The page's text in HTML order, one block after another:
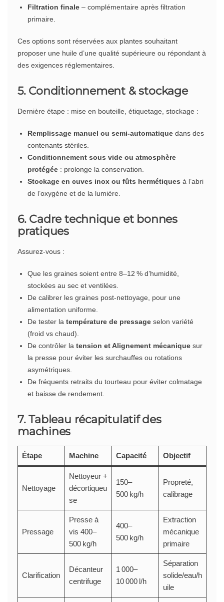
Filtration finale – complémentaire après filtration
primaire.
Ces options sont réservées aux plantes souhaitant
proposer une huile d’une qualité supérieure ou répondant à
des exigences réglementaires.
5. Conditionnement & stockage
Dernière étape : mise en bouteille, étiquetage, stockage :
Remplissage manuel ou semi-automatique dans des
contenants stériles.
Conditionnement sous vide ou atmosphère
protégée : prolonge la conservation.
Stockage en cuves inox ou fûts hermétiques à l’abri
de l’oxygène et de la lumière.
6. Cadre technique et bonnes
pratiques
Assurez-vous :
Que les graines soient entre 8–12 % d’humidité,
stockées au sec et ventilées.
De calibrer les graines post-nettoyage, pour une
alimentation uniforme.
De tester la température de pressage selon variété
(froid vs chaud).
De contrôler la tension et Alignement mécanique sur
la presse pour éviter les surchauffes ou rotations
asymétriques.
De fréquents retraits du tourteau pour éviter colmatage
et baisse de rendement.
7. Tableau récapitulatif des
machines
Étape Machine Capacité Objectif
Nettoyage
Nettoyeur +
décortiqueu
se
150–
500 kg/h
Propreté,
calibrage
Pressage
Presse à
vis 400–
500 kg/h
400–
500 kg/h
Extraction
mécanique
primaire
Clarification
Décanteur
centrifuge
1 000–
10 000 l/h
Séparation
solide/eau/h
uile